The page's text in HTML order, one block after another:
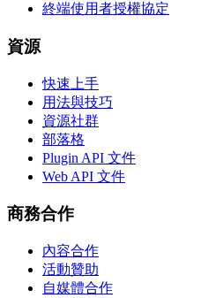
終端使用者授權協定
資源
快速上手
用法與技巧
資源社群
部落格
Plugin API 文件
Web API 文件
商務合作
內容合作
活動贊助
自媒體合作